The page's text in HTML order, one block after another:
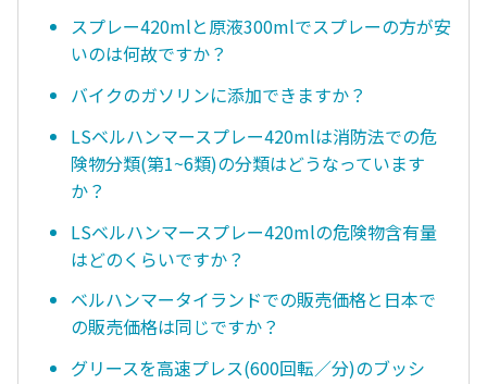
スプレー420mlと原液300mlでスプレーの方が安
いのは何故ですか？
バイクのガソリンに添加できますか？
LSベルハンマースプレー420mlは消防法での危
険物分類(第1~6類)の分類はどうなっています
か？
LSベルハンマースプレー420mlの危険物含有量
はどのくらいですか？
ベルハンマータイランドでの販売価格と日本で
の販売価格は同じですか？
グリースを高速プレス(600回転／分)のブッシ